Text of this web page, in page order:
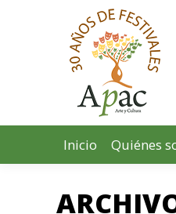
Inicio Quiénes